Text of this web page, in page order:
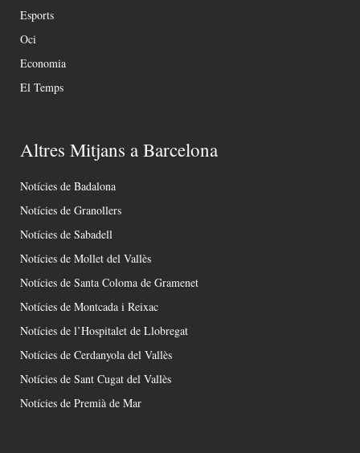
Esports
Oci
Economia
El Temps
Altres Mitjans a Barcelona
Notícies de Badalona
Notícies de Granollers
Notícies de Sabadell
Notícies de Mollet del Vallès
Notícies de Santa Coloma de Gramenet
Notícies de Montcada i Reixac
Notícies de l’Hospitalet de Llobregat
Notícies de Cerdanyola del Vallès
Notícies de Sant Cugat del Vallès
Notícies de Premià de Mar